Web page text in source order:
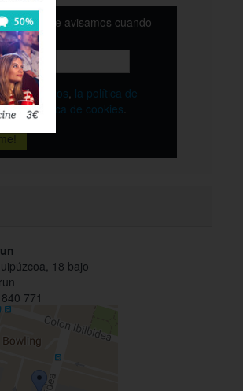
tu email y te avisamos cuando
lostérminos, la política de
yla política de cookies.
18 bajo
771